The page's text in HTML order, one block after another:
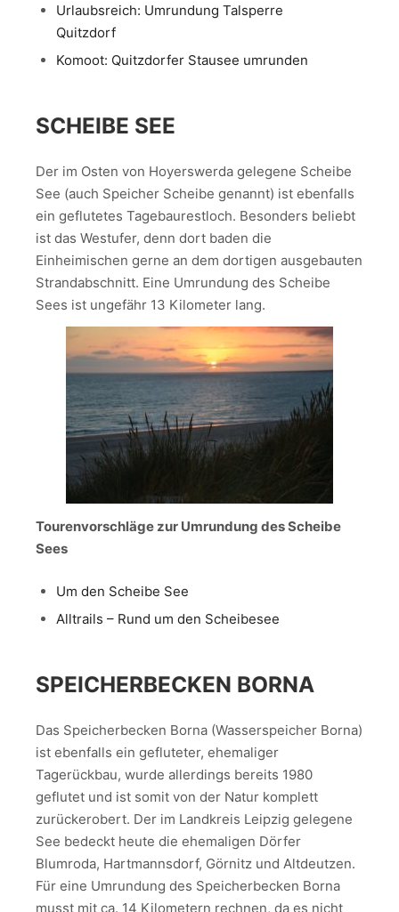
Urlaubsreich: Umrundung Talsperre
Quitzdorf
Komoot: Quitzdorfer Stausee umrunden
SCHEIBE SEE
Der im Osten von Hoyerswerda gelegene Scheibe
See (auch Speicher Scheibe genannt) ist ebenfalls
ein geflutetes Tagebaurestloch. Besonders beliebt
ist das Westufer, denn dort baden die
Einheimischen gerne an dem dortigen ausgebauten
Strandabschnitt. Eine Umrundung des Scheibe
Sees ist ungefähr 13 Kilometer lang.
Tourenvorschläge zur Umrundung des Scheibe
Sees
Um den Scheibe See
Alltrails – Rund um den Scheibesee
SPEICHERBECKEN BORNA
Das Speicherbecken Borna (Wasserspeicher Borna)
ist ebenfalls ein gefluteter, ehemaliger
Tagerückbau, wurde allerdings bereits 1980
geflutet und ist somit von der Natur komplett
zurückerobert. Der im Landkreis Leipzig gelegene
See bedeckt heute die ehemaligen Dörfer
Blumroda, Hartmannsdorf, Görnitz und Altdeutzen.
Für eine Umrundung des Speicherbecken Borna
musst mit ca. 14 Kilometern rechnen, da es nicht